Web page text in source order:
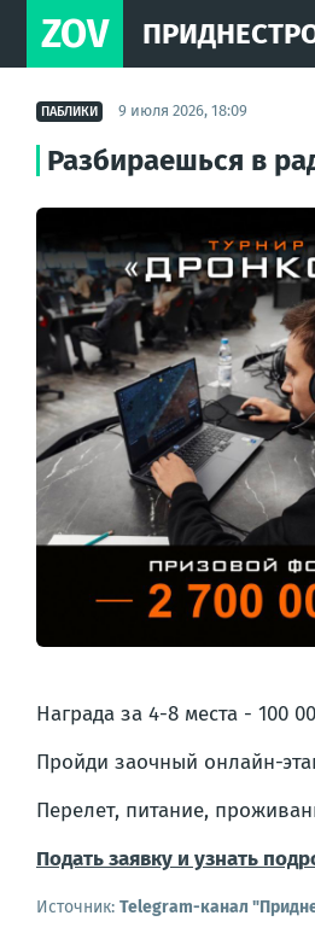
ZOV
ПАБЛИКИ 9 июля 2026, 18:09
Разбираешься в
Награда за 4-8 места - 100
Пройди заочный онлайн-
Перелет, питание,
Подать заявку и узнать
Источник: Telegram-канал